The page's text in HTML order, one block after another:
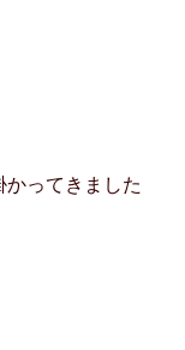
ってきました